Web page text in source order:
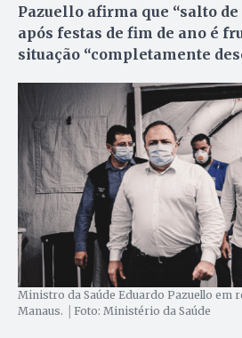
Pazuello afirma que “salto
após festas de fim de ano é
situação “completamente
Ministro da Saúde Eduardo Pazuello em
Manaus. │Foto: Ministério da Saúde